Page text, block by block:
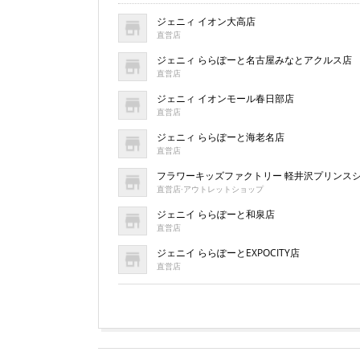
ジェニィ イオン大高店
直営店
ジェニィ ららぽーと名古屋みなとアクルス店
直営店
ジェニィ イオンモール春日部店
直営店
ジェニィ ららぽーと海老名店
直営店
フラワーキッズファクトリー 軽井沢プリンス
直営店·アウトレットショップ
ジェニイ ららぽーと和泉店
直営店
ジェニイ ららぽーとEXPOCITY店
直営店